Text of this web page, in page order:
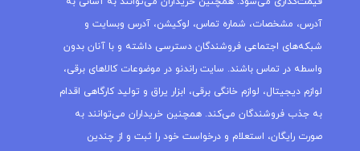
آدرس، مشخصات، شماره تماس، لوکیشن، آدرس وبسایت و
شبکه‌های اجتماعی فروشندگان دسترسی داشته و با آنان بدون
واسطه در تماس باشند. سایت راندنو در موضوعات کالاهای برقی،
لوازم دیجیتال، لوازم خانگی برقی، ابزار یراق و تولید کارگاهی اقدام
به جذب فروشندگان می‌کند. همچنین خریداران می‌توانند به
صورت رایگان، استعلام و درخواست خود را ثبت و از چندین